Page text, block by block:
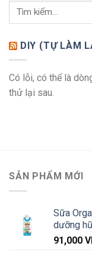
DIY (TỰ LÀM
Có lỗi, có thể là
thử lại sau.
SẢN PHẨM MỚI
Sữa
dưỡng
91,000